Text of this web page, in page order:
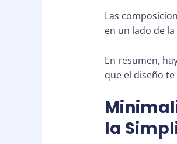
Las
en un lado de
En resumen,
que el diseño
la